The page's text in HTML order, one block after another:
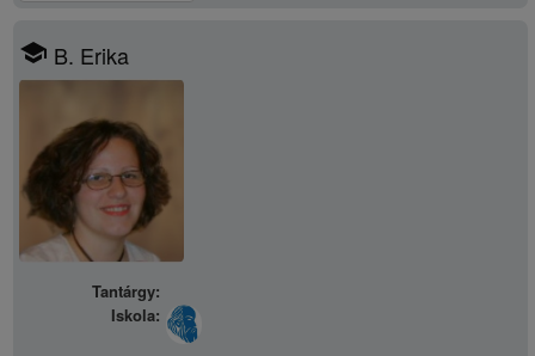
school B. Erika
Tantárgy:
Iskola: